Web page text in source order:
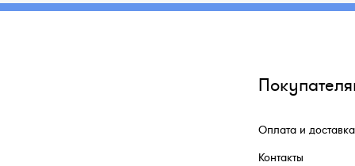
Оплата и доставка
Контакты